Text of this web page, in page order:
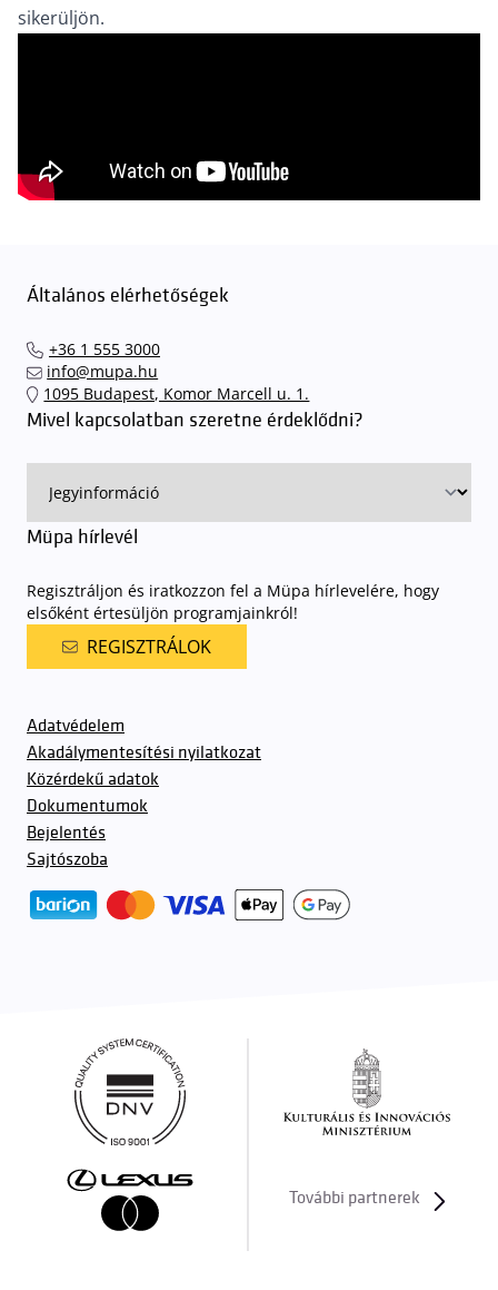
sikerüljön.
Általános elérhetőségek
+36 1 555 3000
info@mupa.hu
1095 Budapest, Komor Marcell u. 1.
Mivel kapcsolatban szeretne érdeklődni?
Müpa hírlevél
Regisztráljon és iratkozzon fel a Müpa hírlevelére, hogy
elsőként értesüljön programjainkról!
REGISZTRÁLOK
Adatvédelem
Akadálymentesítési nyilatkozat
Közérdekű adatok
Dokumentumok
Bejelentés
Sajtószoba
További partnerek